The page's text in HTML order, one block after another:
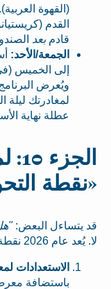
(القهوة
القدم
قادمبعد
الجمعة/الأحد:
إلى الخميس
ويُعرض
لمغادرتك
عطلة نهاية
«نقطة
قد يتساءل البعض:
لا. يُعد عام 2026 نقطة تحول محددة لعدة أسباب:
الاستعدادات